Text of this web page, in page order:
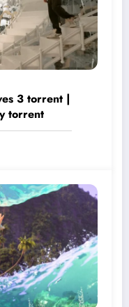
3 torrent |
torrent